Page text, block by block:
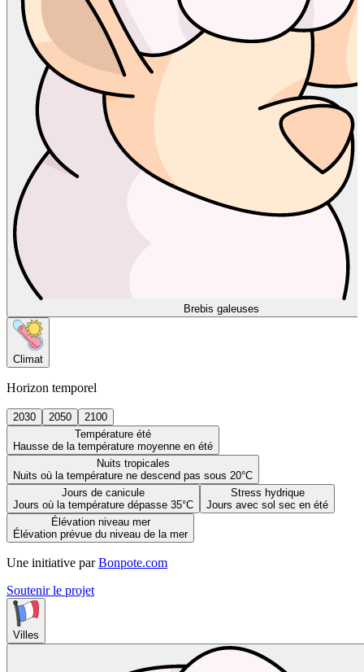
Brebis galeuses
Climat
Horizon temporel
2030 2050
2100
Température été
Hausse de la température moyenne en été
Nuits tropicales
Nuits où la température ne descend pas sous 20°C
Jours de canicule
Jours où la température dépasse 35°C
Stress hydrique
Jours avec sol sec en été
Élévation niveau mer
Élévation prévue du niveau de la mer
Une initiative par Bonpote.com
Soutenir le projet
Villes